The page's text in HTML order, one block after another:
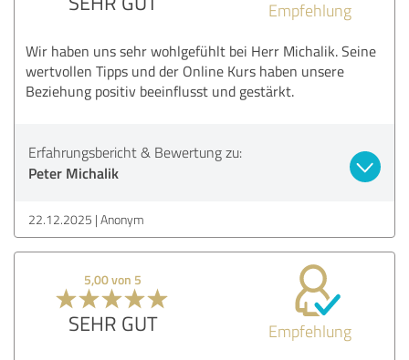
Empfehlung
Wir haben uns sehr wohlgefühlt bei Herr Michalik. Seine
wertvollen Tipps und der Online Kurs haben unsere
Beziehung positiv beeinflusst und gestärkt.
Erfahrungsbericht & Bewertung zu:
Peter Michalik
22.12.2025 Anonym
5,00 von 5
SEHR GUT Empfehlung